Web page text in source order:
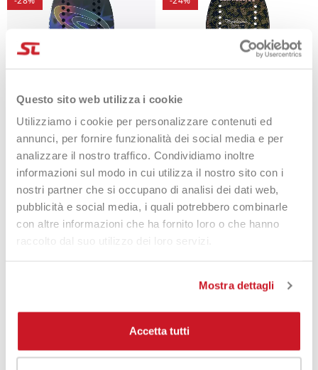
Questo sito web utilizza i cookie
Utilizziamo i cookie per personalizzare contenuti ed
annunci, per fornire funzionalità dei social media e per
analizzare il nostro traffico. Condividiamo inoltre
informazioni sul modo in cui utilizza il nostro sito con i
nostri partner che si occupano di analisi dei dati web,
pubblicità e social media, i quali potrebbero combinarle
con altre informazioni che ha fornito loro o che hanno
raccolto dal suo utilizzo dei loro servizi.
Mostra dettagli
Accetta tutti
Quicksand Enigma 2025
219,00 €
159,00 €
Quicksand Kombat 2025
219,00 €
167,90 €